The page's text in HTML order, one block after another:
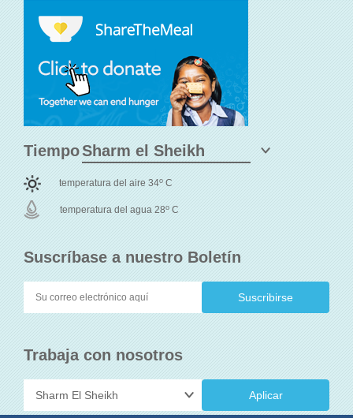
Suscríbase a nuestro Boletín
Trabaja con nosotros
Aplicar
Tiempo
temperatura del aire 34o C
temperatura del agua 28o C